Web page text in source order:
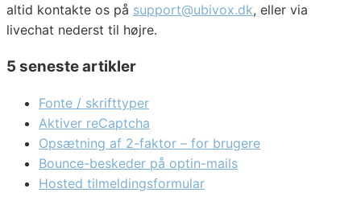
altid kontakte os på support@ubivox.dk, eller via
livechat nederst til højre.
5 seneste artikler
Fonte / skrifttyper
Aktiver reCaptcha
Opsætning af 2-faktor – for brugere
Bounce-beskeder på optin-mails
Hosted tilmeldingsformular